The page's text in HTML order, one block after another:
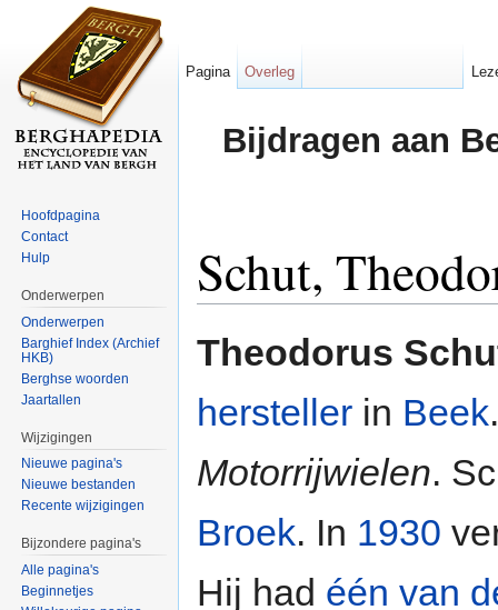
Bijdragen aan
Schut,
Theodorus
hersteller in Beek
Motorrijwielen.
Broek. In 1930
Hij had één van
Pagina Overleg
Hoofdpagina
Contact
Hulp
Onderwerpen
Onderwerpen
Barghief Index (Archief
HKB)
Berghse woorden
Jaartallen
Wijzigingen
Nieuwe pagina's
Nieuwe bestanden
Recente wijzigingen
Bijzondere pagina's
Alle pagina's
Beginnetjes